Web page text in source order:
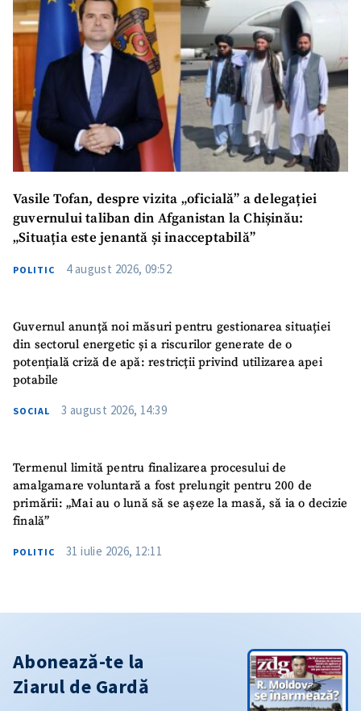
Vasile Tofan, despre vizita „oficială” a delegației
guvernului taliban din Afganistan la Chișinău:
„Situația este jenantă și inacceptabilă”
POLITIC 4 august 2026, 09:52
Guvernul anunță noi măsuri pentru gestionarea situației
din sectorul energetic și a riscurilor generate de o
potențială criză de apă: restricții privind utilizarea apei
potabile
SOCIAL 3 august 2026, 14:39
Termenul limită pentru finalizarea procesului de
amalgamare voluntară a fost prelungit pentru 200 de
primării: „Mai au o lună să se așeze la masă, să ia o decizie
finală”
POLITIC 31 iulie 2026, 12:11
Abonează-te la
Ziarul de Gardă